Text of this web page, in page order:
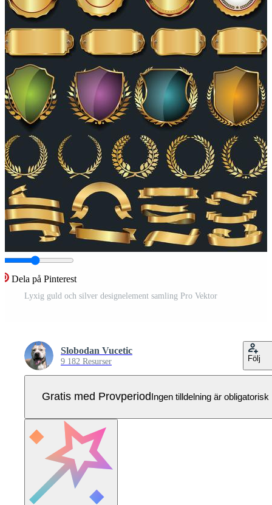
Dela på Pinterest
Lyxig guld och silver designelement samling Pro Vektor
Slobodan Vucetic
9 182 Resurser Följ
Gratis med ProvperiodIngen tilldelning är obligatorisk